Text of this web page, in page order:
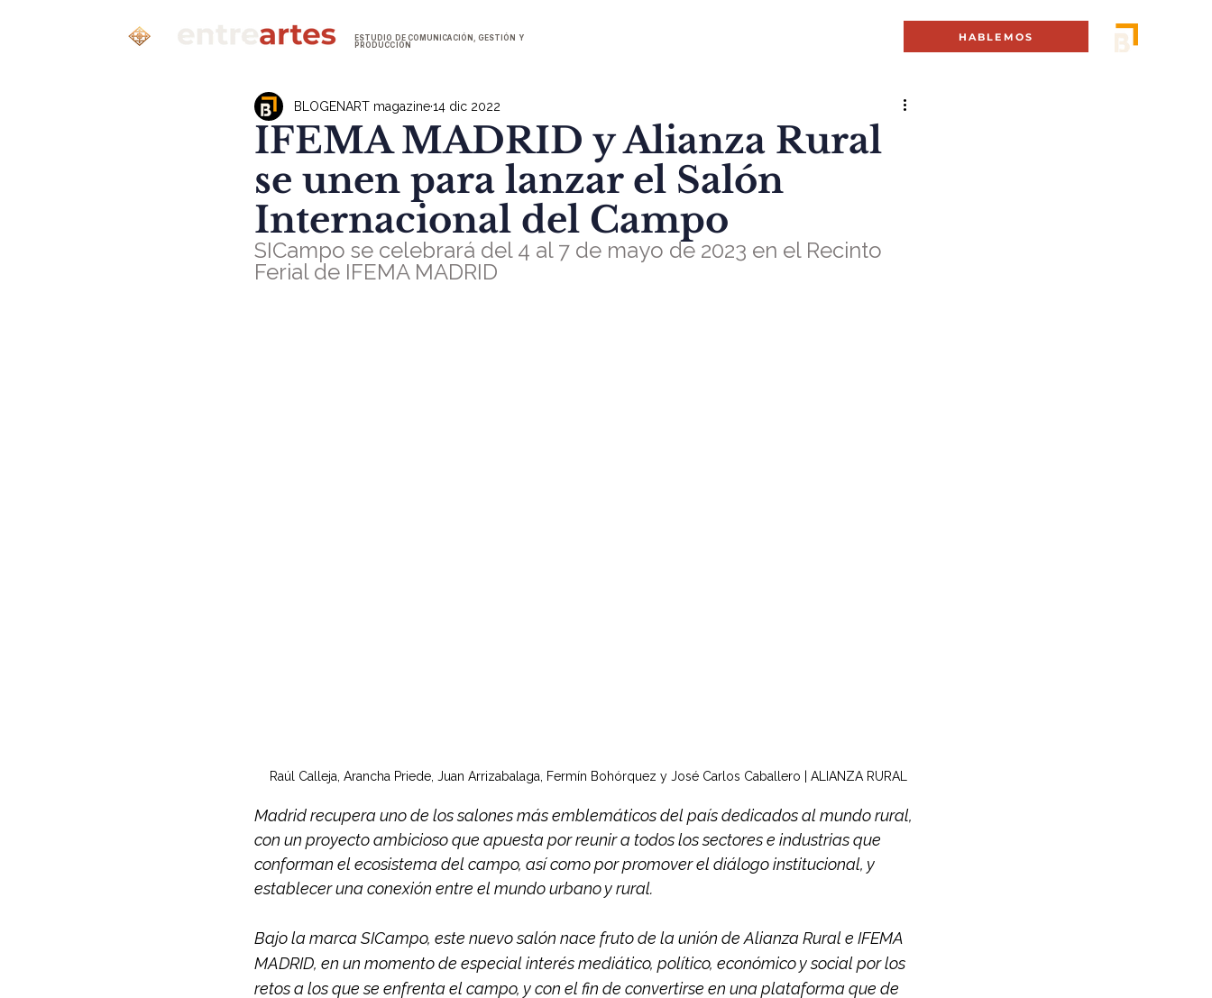
ESTUDIO DE COMUNICACIÓN, GESTIÓN Y
PRODUCCIÓN
HABLEMOS
IFEMA MADRID y Alianza Rural
se unen para lanzar el Salón
Internacional del Campo
BLOGENART magazine14 dic 2022
SICampo se celebrará del 4 al 7 de mayo de 2023 en el Recinto
Ferial de IFEMA MADRID
Raúl Calleja, Arancha Priede, Juan Arrizabalaga, Fermín Bohórquez y José Carlos Caballero | ALIANZA RURAL
Madrid recupera uno de los salones más emblemáticos del país dedicados al mundo rural,
con un proyecto ambicioso que apuesta por reunir a todos los sectores e industrias que
conforman el ecosistema del campo, así como por promover el diálogo institucional, y
establecer una conexión entre el mundo urbano y rural.
Bajo la marca SICampo, este nuevo salón nace fruto de la unión de Alianza Rural e IFEMA
MADRID, en un momento de especial interés mediático, político, económico y social por los
retos a los que se enfrenta el campo, y con el fin de convertirse en una plataforma que de